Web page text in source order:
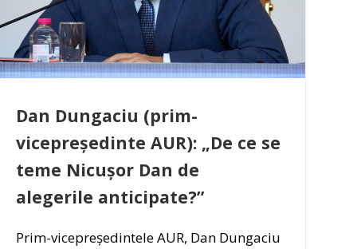
Dan Dungaciu (prim-
vicepreședinte AUR): „De ce se
teme Nicușor Dan de
alegerile anticipate?”
Prim-vicepreședintele AUR, Dan Dungaciu